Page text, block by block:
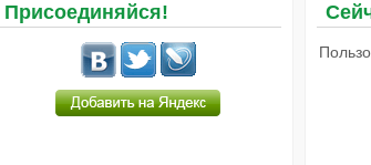
Присоединяйся!